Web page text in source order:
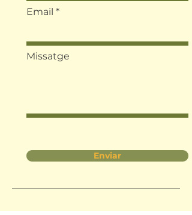
Email
Missatge
Enviar